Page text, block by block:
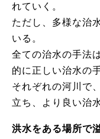
れていく。
ただし、多様な治
いる。
全ての治水の手法
的に正しい治水の
それぞれの河川で
立ち、より良い治
洪水をある場所で